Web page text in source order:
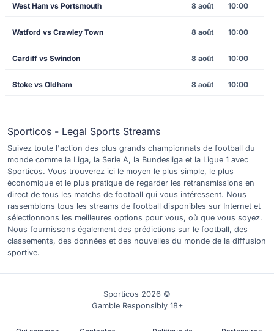
West Ham vs Portsmouth 8 août 10:00
Watford vs Crawley Town 8 août 10:00
Cardiff vs Swindon 8 août 10:00
Stoke vs Oldham 8 août 10:00
Sporticos - Legal Sports Streams
Suivez toute l'action des plus grands championnats de football du
monde comme la Liga, la Serie A, la Bundesliga et la Ligue 1 avec
Sporticos. Vous trouverez ici le moyen le plus simple, le plus
économique et le plus pratique de regarder les retransmissions en
direct de tous les matchs de football qui vous intéressent. Nous
rassemblons tous les streams de football disponibles sur Internet et
sélectionnons les meilleures options pour vous, où que vous soyez.
Nous fournissons également des prédictions sur le football, des
classements, des données et des nouvelles du monde de la diffusion
sportive.
Sporticos 2026 ©
Gamble Responsibly 18+